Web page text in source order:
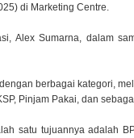
di Marketing Centre.
Alex Sumarna, dalam
berbagai kategori,
Pinjam Pakai, dan
satu tujuannya adalah